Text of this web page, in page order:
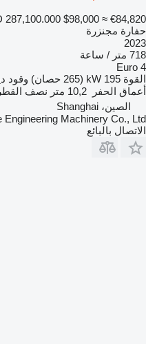
287,100.000 $98,000 ≈ €84,820
حفارة مجنزرة
2023
718 متر / ساعة
Euro 4
القوة 195 kW (265 حصان) وقود
أعماق الحفر
10,2 متر نصف
الصين، Shanghai
Engineering Machinery Co., Ltd
الاتصال بالبائع